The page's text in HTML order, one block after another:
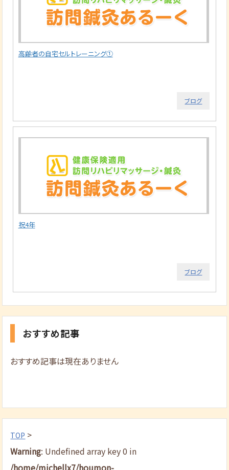
高齢者の自宅セルトレーニング①
ブログ
祝4年
ブログ
おすすめ記事
おすすめ記事は現在ありません
TOP >
Warning: Undefined array key 0 in
/home/michellx7/houmon-